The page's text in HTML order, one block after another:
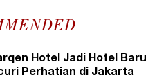
Hotel Jadi Hotel Baru
Perhatian di Jakarta